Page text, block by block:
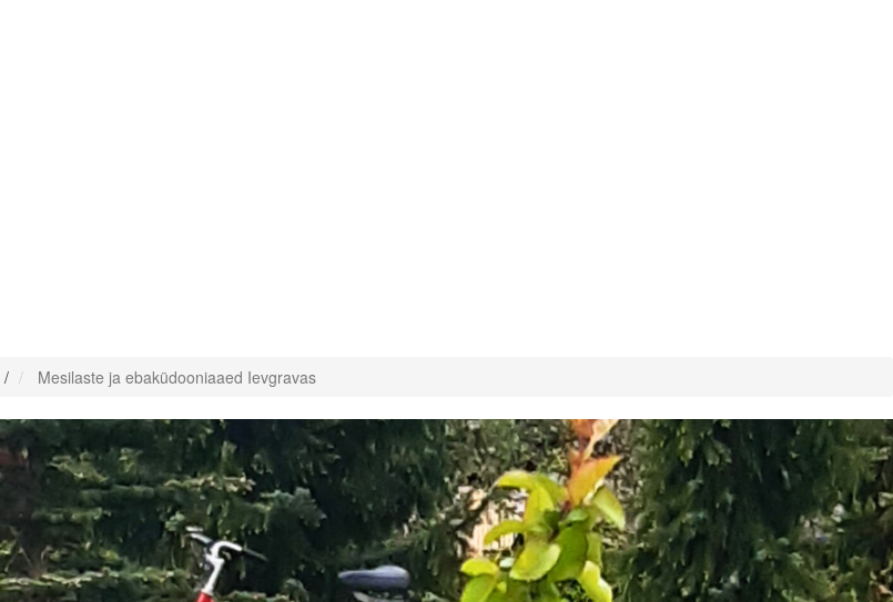
/ Mesilaste ja ebaküdooniaaed Ievgravas